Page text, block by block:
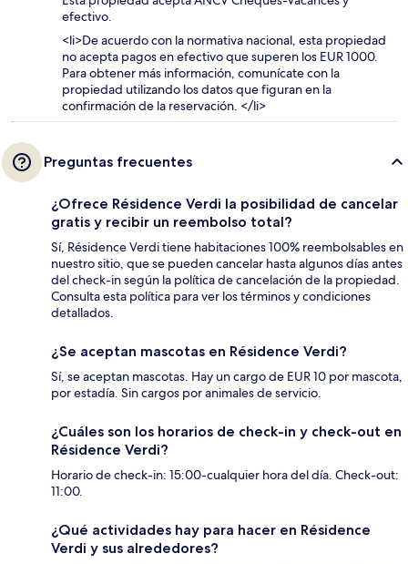
efectivo.
<li>De acuerdo con la normativa nacional, esta propiedad
no acepta pagos en efectivo que superen los EUR 1000.
Para obtener más información, comunícate con la
propiedad utilizando los datos que figuran en la
confirmación de la reservación. </li>
Preguntas frecuentes
¿Ofrece Résidence Verdi la posibilidad de cancelar
gratis y recibir un reembolso total?
Sí, Résidence Verdi tiene habitaciones 100% reembolsables en
nuestro sitio, que se pueden cancelar hasta algunos días antes
del check-in según la política de cancelación de la propiedad.
Consulta esta política para ver los términos y condiciones
detallados.
¿Se aceptan mascotas en Résidence Verdi?
Sí, se aceptan mascotas. Hay un cargo de EUR 10 por mascota,
por estadía. Sin cargos por animales de servicio.
¿Cuáles son los horarios de check-in y check-out en
Résidence Verdi?
Horario de check-in: 15:00-cualquier hora del día. Check-out:
11:00.
¿Qué actividades hay para hacer en Résidence
Verdi y sus alrededores?